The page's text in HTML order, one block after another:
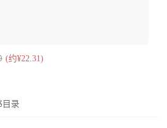
(约¥22.31)
目录